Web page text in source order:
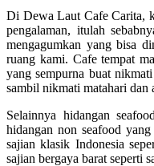
Di Dewa Laut Cafe Carita,
pengalaman, itulah
mengagumkan yang bisa
ruang kami. Cafe tempat
yang sempurna buat
sambil nikmati matahari dan
Selainnya hidangan
hidangan non seafood
sajian klasik Indonesia
sajian bergaya barat seperti